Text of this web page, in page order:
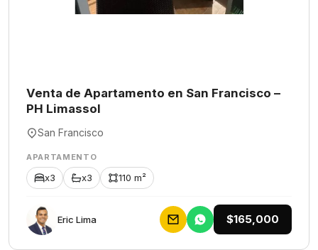
Venta de Apartamento en San Francisco –
PH Limassol
San Francisco
APARTAMENTO
x3 x3 110 m²
Eric Lima $165,000